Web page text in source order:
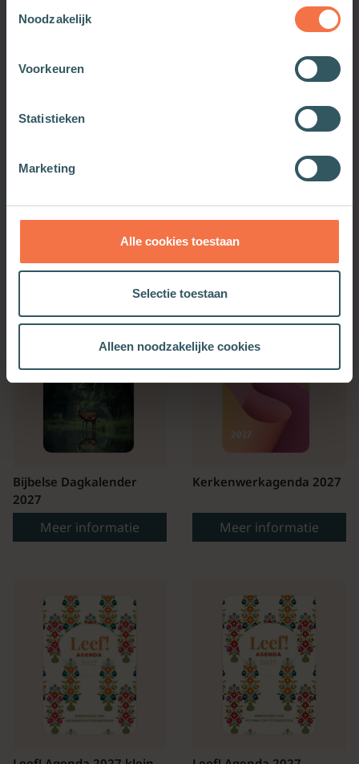
Noodzakelijk
Voorkeuren
Statistieken
Marketing
Alle cookies toestaan
Selectie toestaan
Alleen noodzakelijke cookies
christen
Uitleg van Psalm 51
Meer informatie
OOK INTERESSANT
Bijbelse Dagkalender
2027
Meer informatie
Kerkenwerkagenda 2027
Meer informatie